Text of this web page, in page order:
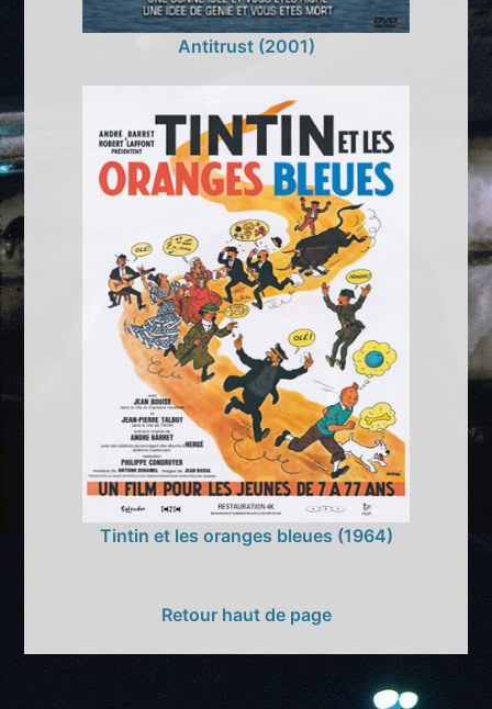
Antitrust (2001)
Tintin et les oranges bleues (1964)
Retour haut de page